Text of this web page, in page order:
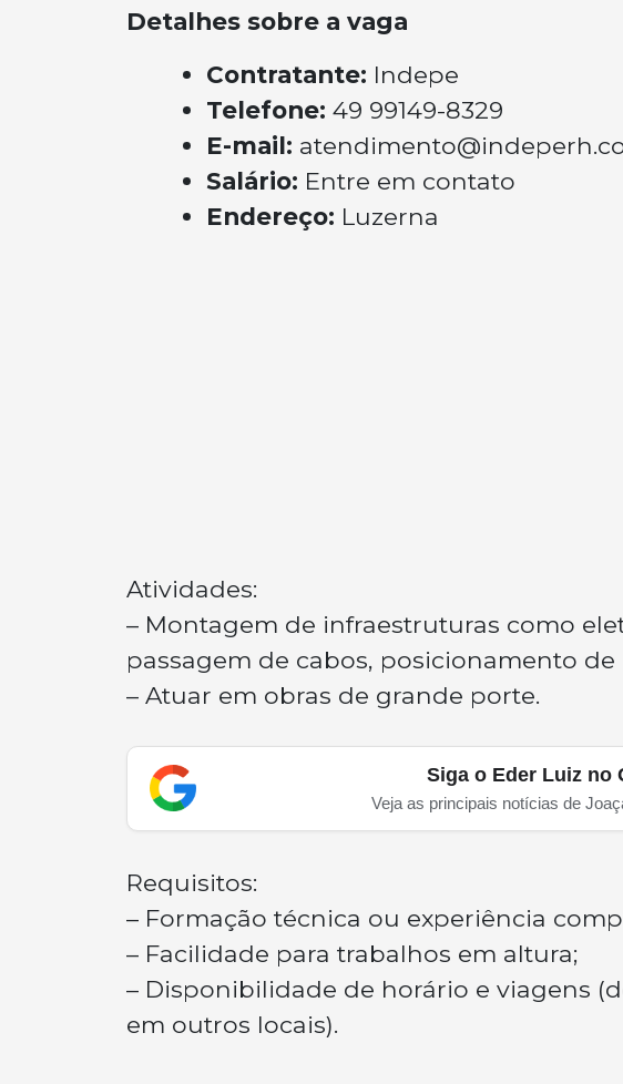
Detalhes sobre a vaga
Contratante: Indepe
Telefone: 49 99149-8329
E-mail:
Salário: Entre em contato
Endereço: Luzerna
Atividades:
– Montagem de infraestruturas como
passagem de cabos, posicionamento de
– Atuar em obras de grande porte.
Siga o Eder Luiz no
Veja as principais notícias de
Requisitos:
– Formação técnica ou experiência
– Facilidade para trabalhos em altura;
– Disponibilidade de horário e viagens
em outros locais).